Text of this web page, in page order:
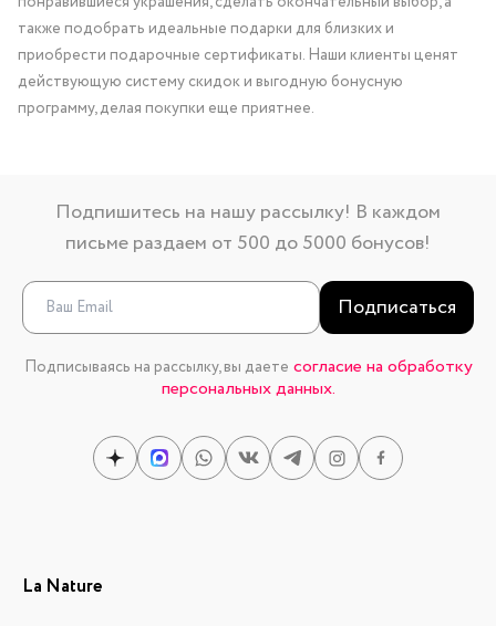
также подобрать идеальные подарки для близких и
приобрести подарочные сертификаты. Наши клиенты ценят
действующую систему скидок и выгодную бонусную
программу, делая покупки еще приятнее.
Подпишитесь на нашу рассылку! В каждом
письме раздаем от 500 до 5000 бонусов!
Подписаться
Подписываясь на рассылку, вы даете согласие на обработку
персональных данных.
La Nature